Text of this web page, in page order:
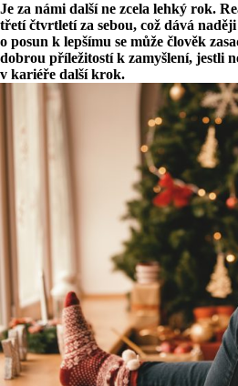
Je za námi další ne zcela lehký rok.
třetí čtvrtletí za sebou, což dává
o posun k lepšímu se může člověk
dobrou příležitostí k zamyšlení, jestli
v kariéře další krok.